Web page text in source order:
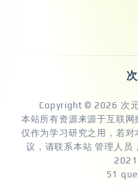
Copyright © 2026 次
本站所有资源来源于互联网
仅作为学习研究之用，若
议，请联系本站 管理人员
51